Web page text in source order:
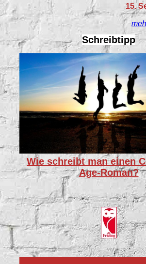
15.
Schreibtipp
Wie schreibt man einen
Age-Roman?